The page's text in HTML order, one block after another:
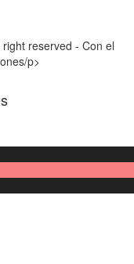
right reserved - Con el
p>